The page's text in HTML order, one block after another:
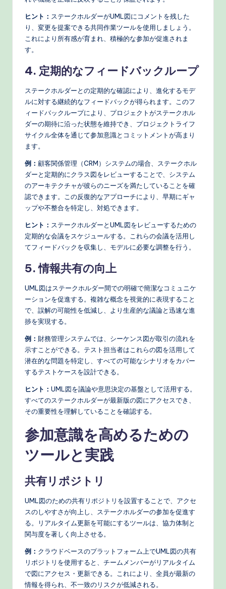
ヒント： ステークホルダーがUML図にコメントを残した
り、変更を提案できる共同作業ツールを使用しましょう。
これにより所有感が育まれ、積極的な参加が促進されま
す。
4. 定期的なフィードバックループ
ステークホルダーとの定期的な確認により、進化するモデ
ルに対する継続的なフィードバックが得られます。このフ
ィードバックループにより、プロジェクトがステークホル
ダーの期待に沿った状態を維持でき、プロジェクトライフ
サイクル全体を通じて参加意識とコミットメントが高まり
ます。
例： 顧客関係管理（CRM）システムの場合、ステークホル
ダーと定期的にクラス図をレビューすることで、システム
のアーキテクチャが彼らのニーズを満たしていることを確
認できます。この反復的なアプローチにより、早期にギャ
ップや不整合を特定し、対処できます。
ヒント： ステークホルダーとUML図をレビューするための
定期的な会議をスケジュールする。これらの会議を活用し
てフィードバックを収集し、モデルに必要な調整を行う。
5. 情報共有の向上
UML図はステークホルダー間での明確で簡潔なコミュニケ
ーションを促進する。複雑な概念を視覚的に表現すること
で、誤解の可能性を低減し、より生産的な議論と迅速な進
捗を実現する。
例： 財務管理システムでは、シーケンス図が取引の流れを
示すことができる。テスト担当者はこれらの図を活用して
潜在的な問題を特定し、すべての可能なシナリオをカバー
するテストケースを設計できる。
ヒント： UML図を議論や意思決定の基盤として活用する。
すべてのステークホルダーが最新版の図にアクセスでき、
その重要性を理解していることを確認する。
参加意識を高めるための
ツールと実践
共有リポジトリ
UML図のための共有リポジトリを設置することで、アクセ
スのしやすさが向上し、ステークホルダーの参加を促進す
る。リアルタイム更新を可能にするツールは、協力体制と
関与度を著しく向上させる。
例： クラウドベースのプラットフォーム上でUML図の共有
リポジトリを使用すると、チームメンバーがリアルタイム
で図にアクセス・更新できる。これにより、全員が最新の
情報を得られ、不一致のリスクが低減される。